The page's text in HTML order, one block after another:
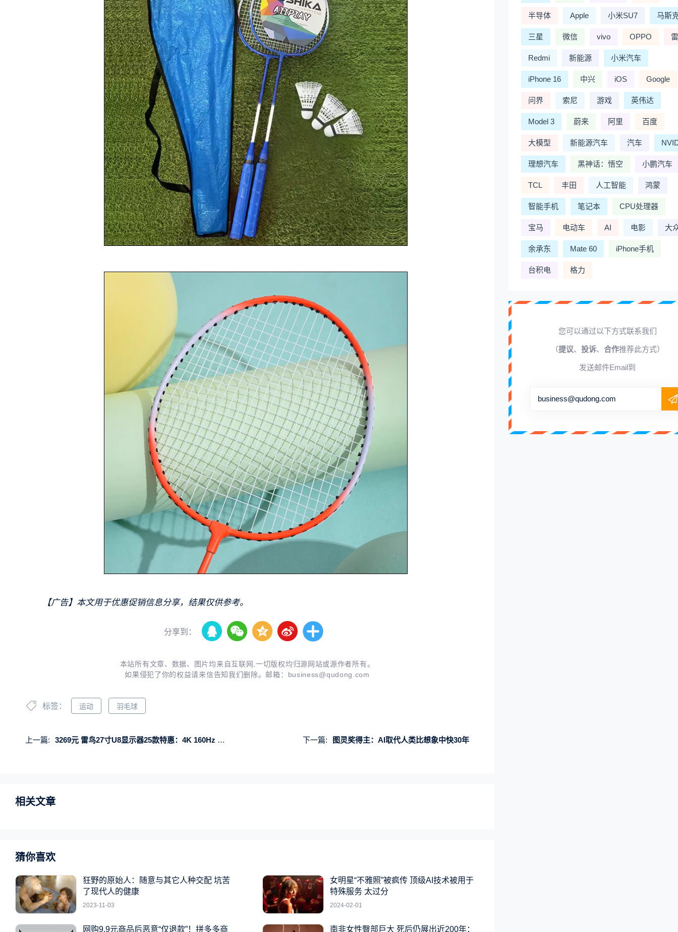
【广告】本文用于优惠促销信息分享，结果仅供参考。
分享到：
本站所有文章、数据、图片均来自互联网,一切版权均归源网站或源作者所有。
如果侵犯了你的权益请来信告知我们删除。邮箱： business@qudong.com
标签： 运动 羽毛球
上一篇: 3269元 雷鸟27寸U8显示器25款特惠：4K 160Hz Mini LED屏 下一篇: 图灵奖得主：AI取代人类比想象中快30年
相关文章
猜你喜欢
狂野的原始人：随意与其它人种交配 坑苦
了现代人的健康
2023-11-03
女明星“不雅照”被疯传 顶级AI技术被用于
特殊服务 太过分
2024-02-01
网购9.9元商品后恶意“仅退款”！拼多多商 南非女性臀部巨大 死后仍展出近200年：
半导体 Apple 小米SU7 马斯
三星 微信 vivo OPPO
Redmi 新能源 小米汽车
iPhone 16 中兴 iOS Google
问界 索尼 游戏 英伟达
Model 3 蔚来 阿里 百度
大模型 新能源汽车 汽车
理想汽车 黑神话：悟空 小鹏汽车
TCL 丰田 人工智能 鸿蒙
智能手机 笔记本 CPU处理器
宝马 电动车 AI 电影 大
余承东 Mate 60 iPhone手机
台积电 格力
您可以通过以下方式联系我们
（提议、 投诉、 合作推荐此方式）
发送邮件Email到
business@qudong.com